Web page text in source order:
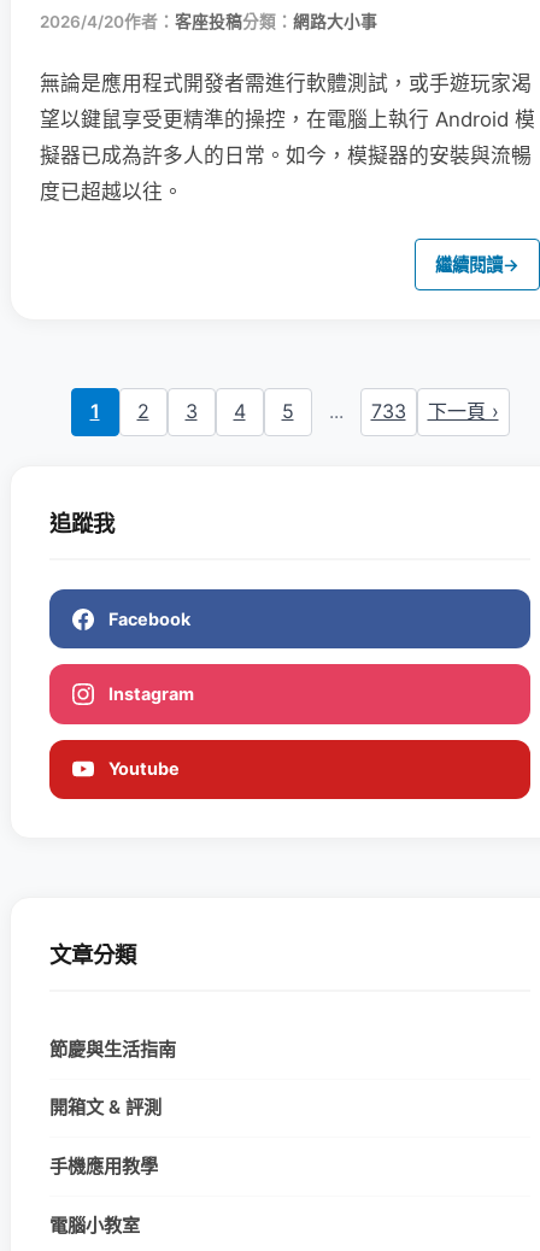
2026/4/20作者： 客座投稿分類： 網路大小事
無論是應用程式開發者需進行軟體測試，或手遊玩家渴
望以鍵鼠享受更精準的操控，在電腦上執行 Android 模
擬器已成為許多人的日常。如今，模擬器的安裝與流暢
度已超越以往。
繼續閱讀→
1 2 3 4 5 ... 733 下一頁 ›
追蹤我
Facebook
Instagram
Youtube
文章分類
節慶與生活指南
開箱文 & 評測
手機應用教學
電腦小教室